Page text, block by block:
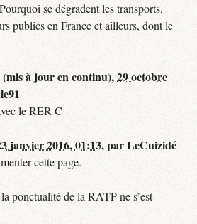
se dégradent les transports,
publics en France et ailleurs, dont le
à jour en continu),29 octobre
le RER C
janvier 2016, 01:13,parLeCuizidé
cette page.
ponctualité de la RATP ne s’est